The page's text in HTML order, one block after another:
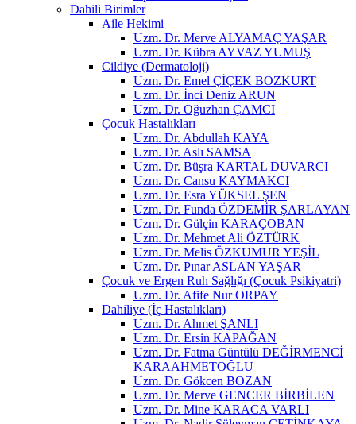
Dahili Birimler
Aile Hekimi
Uzm. Dr. Merve ALYAMAÇ YAŞAR
Uzm. Dr. Kübra AYVAZ YUMUŞ
Cildiye (Dermatoloji)
Uzm. Dr. Emel ÇİÇEK BOZKURT
Uzm. Dr. İnci Deniz ARUN
Uzm. Dr. Oğuzhan ÇAMCI
Çocuk Hastalıkları
Uzm. Dr. Abdullah KAYA
Uzm. Dr. Aslı SAMSA
Uzm. Dr. Büşra KARTAL DUVARCI
Uzm. Dr. Cansu KAYMAKCI
Uzm. Dr. Esra YÜKSEL ŞEN
Uzm. Dr. Funda ÖZDEMİR ŞARLAYAN
Uzm. Dr. Gülçin KARAÇOBAN
Uzm. Dr. Mehmet Ali ÖZTÜRK
Uzm. Dr. Melis ÖZKUMUR YEŞİL
Uzm. Dr. Pınar ASLAN YAŞAR
Çocuk ve Ergen Ruh Sağlığı (Çocuk Psikiyatri)
Uzm. Dr. Afife Nur ORPAY
Dahiliye (İç Hastalıkları)
Uzm. Dr. Ahmet ŞANLI
Uzm. Dr. Ersin KAPAĞAN
Uzm. Dr. Fatma Güntülü DEĞİRMENCİ
KARAAHMETOĞLU
Uzm. Dr. Gökcen BOZAN
Uzm. Dr. Merve GENCER BİRBİLEN
Uzm. Dr. Mine KARACA VARLI